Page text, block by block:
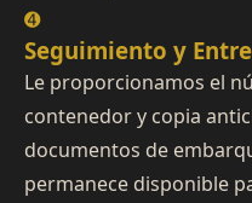
➍
Seguimiento y
Le proporcionamos el
contenedor y copia
documentos de
permanece disponible